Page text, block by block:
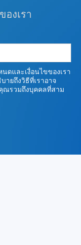
องเรา
ดและเงื่อนไขของเรา
ายถึงวิธีที่เราอาจ
ณรวมถึงบุคคลที่สาม